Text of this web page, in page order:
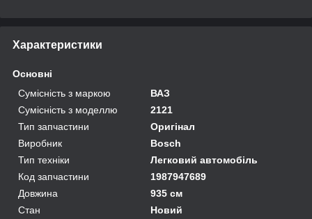
Характеристики
Основні
Сумісність з маркою
ВАЗ
Сумісність з моделлю
2121
Тип запчастини
Оригінал
Виробник
Bosch
Тип техніки
Легковий автомобіль
Код запчастини
1987947689
Довжина
935 см
Стан
Новий